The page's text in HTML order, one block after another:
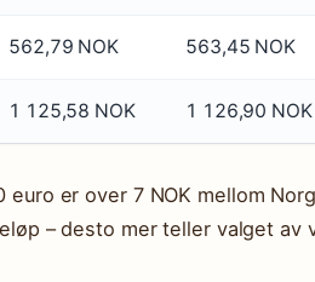
562,79 NOK 563,45 NOK
1 125,58 NOK 1 126,90 NOK
euro er over 7 NOK mellom
– desto mer teller valget av